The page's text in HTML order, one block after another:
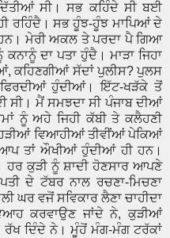
ਸੀ। ਸਭ ਕਹਿੰਦੇ ਸੀ ਬਈ
ਰਹਿੰਦੈ। ਸਭ ਹੂੰਝ-ਹੂੰਝ ਮਾਪਿਆਂ ਦੇ
ਮੇਰੀ ਅਕਲ ਤੇ ਪਰਦਾ ਪੈ ਗਿਆ
ਦਾ ਪਤਾ ਹੁੰਦੈ। ਮਾੜਾ ਜਿਹਾ
ਕਹਿਣਗੀਆਂ ਸੱਦਾਂ ਪੁਲੀਸ? ਪੁਲਸ
ਫਿਰਦੀਆਂ ਹੁੰਦੀਆਂ। ਇੱਟ-ਖੜੱਕੇ ਤੋਂ
ਮੈਂ ਸਮਝਦਾ ਸੀ ਪੰਜਾਬ ਦੀਆਂ
ਨੂੰ ਅਹੇ ਜਿਹੀ ਕੱਬੀ ਤੇ ਕਲੈਹਣੀ
ਵਿਆਹੀਆਂ ਤੀਵੀਂਆਂ ਪੇਕਿਆਂ
ਤਾਂ ਔਖੀਆਂ ਹੁੰਦੀਆਂ ਹੀ ਹਨ।
ਕੁੜੀ ਨੂੰ ਸ਼ਾਦੀ ਹੋਣਸਾਰ ਆਪਣੇ
ਦੇ ਟੱਬਰ ਨਾਲ ਰਚਣਾ-ਮਿਚਣਾ
ਘਰ ਵਜੋਂ ਸਵਿਕਾਰ ਲੈਣਾ ਚਾਹੀਦਾ
ਕਰਵਾਉਣ ਜਾਂਦੇ ਨੇ, ਕੁੜੀਆਂ
ਦਿੰਦੇ ਨੇ। ਮੂੰਹੋਂ ਮੰਗ-ਮੰਗ ਟਰੱਕਾਂ